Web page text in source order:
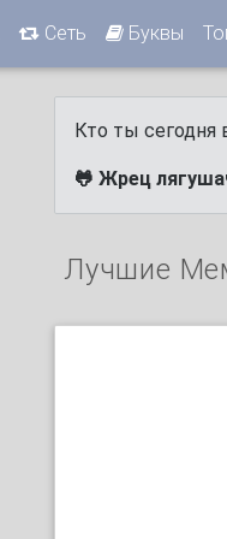
Сеть Буквы
Кто ты сегодня
🐸 Жрец
Лучшие